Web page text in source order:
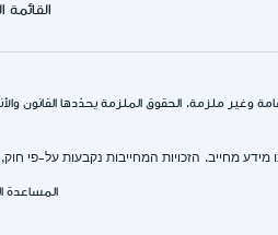
القائمة
وغير ملزمة. الحقوق الملزمة يحدّدها القانون
מידע מחייב. הזכויות המחייבות נקבעות על-
المساعدة